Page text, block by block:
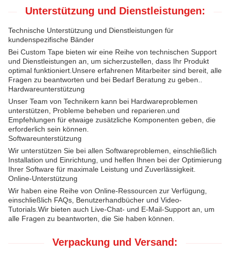
Unterstützung und Dienstleistungen:
Technische Unterstützung und Dienstleistungen für
kundenspezifische Bänder
Bei Custom Tape bieten wir eine Reihe von technischen Support
und Dienstleistungen an, um sicherzustellen, dass Ihr Produkt
optimal funktioniert.Unsere erfahrenen Mitarbeiter sind bereit, alle
Fragen zu beantworten und bei Bedarf Beratung zu geben..
Hardwareunterstützung
Unser Team von Technikern kann bei Hardwareproblemen
unterstützen, Probleme beheben und reparieren.und
Empfehlungen für etwaige zusätzliche Komponenten geben, die
erforderlich sein können.
Softwareunterstützung
Wir unterstützen Sie bei allen Softwareproblemen, einschließlich
Installation und Einrichtung, und helfen Ihnen bei der Optimierung
Ihrer Software für maximale Leistung und Zuverlässigkeit.
Online-Unterstützung
Wir haben eine Reihe von Online-Ressourcen zur Verfügung,
einschließlich FAQs, Benutzerhandbücher und Video-
Tutorials.Wir bieten auch Live-Chat- und E-Mail-Support an, um
alle Fragen zu beantworten, die Sie haben können.
Verpackung und Versand: